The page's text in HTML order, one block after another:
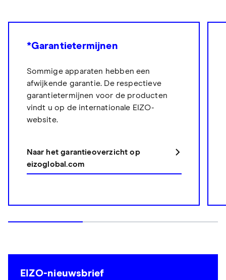
*Garantietermijnen
Sommige apparaten hebben een
afwijkende garantie. De respectieve
garantietermijnen voor de producten
vindt u op de internationale EIZO-
website.
Naar het garantieoverzicht op
eizoglobal.com
EIZO-nieuwsbrief